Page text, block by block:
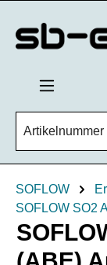
SOFLOW
SOFLOW SO2